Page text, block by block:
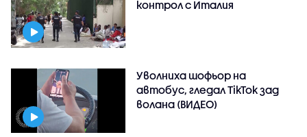
контрол с Италия
Уволниха шофьор на
автобус, гледал TikTok зад
волана (ВИДЕО)